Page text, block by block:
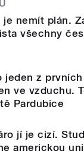
je nemít plán.
všechny
jeden z
ve vzduchu.
Pardubice
jí je cizí.
americkou